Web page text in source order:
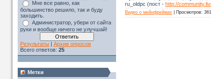
Мне все равно, как
большинство решило, так и буду
заходить.
Администратор, убери от сайта
руки и вообще ничего не улучшай!
Результаты | Архив опросов
Всего ответов: 25
Метки
ru_oldpc (пост - http://
Видео о мейнфреймах Просмотров: